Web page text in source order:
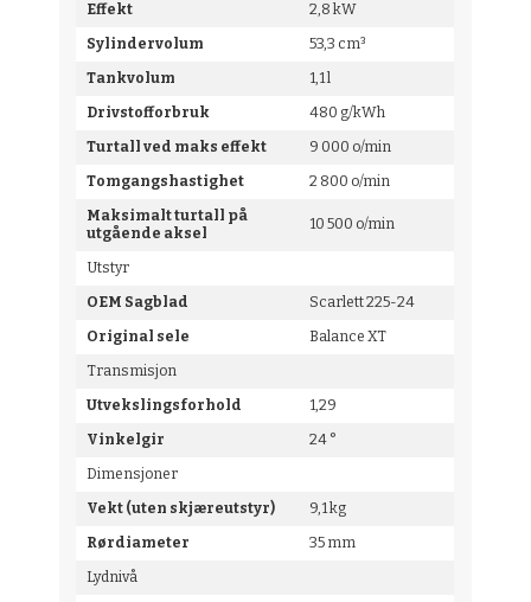
Effekt 2,8 kW
Sylindervolum 53,3 cm³
Tankvolum 1,1 l
Drivstofforbruk 480 g/kWh
Turtall ved maks effekt 9 000 o/min
Tomgangshastighet 2 800 o/min
Maksimalt turtall på
utgående aksel
10 500 o/min
Utstyr
OEM Sagblad Scarlett 225-24
Original sele Balance XT
Transmisjon
Utvekslingsforhold 1,29
Vinkelgir 24 °
Dimensjoner
Vekt (uten skjæreutstyr) 9,1 kg
Rørdiameter 35 mm
Lydnivå